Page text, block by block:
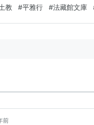
、全然そうではなかった…。
じゃなかったんだな。旧仏
教 #平雅行 #法藏館文庫
前